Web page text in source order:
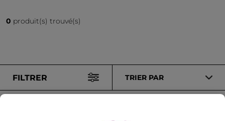
0 produit(s) trouvé(s)
FILTRER TRIER PAR